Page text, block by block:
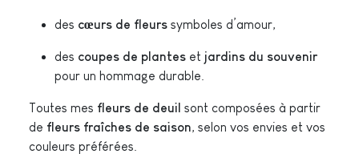
des cœurs de fleurs symboles d’amour,
des coupes de plantes et jardins du souvenir
pour un hommage durable.
Toutes mes fleurs de deuil sont composées à partir
de fleurs fraîches de saison, selon vos envies et vos
couleurs préférées.